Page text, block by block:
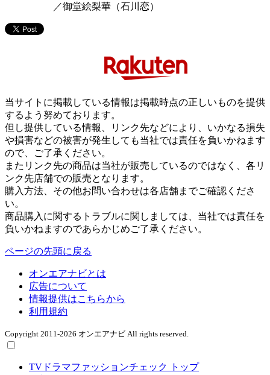
／御堂絵梨華（石川恋）
当サイトに掲載している情報は掲載時点の正しいものを提供
するよう努めております。
但し提供している情報、リンク先などにより、いかなる損失
や損害などの被害が発生しても当社では責任を負いかねます
ので、ご了承ください。
またリンク先の商品は当社が販売しているのではなく、各リ
ンク先店舗での販売となります。
購入方法、その他お問い合わせは各店舗までご確認くださ
い。
商品購入に関するトラブルに関しましては、当社では責任を
負いかねますのであらかじめご了承ください。
ページの先頭に戻る
オンエアナビとは
広告について
情報提供はこちらから
利用規約
Copyright 2011-2026 オンエアナビ All rights reserved.
TVドラマファッションチェック トップ